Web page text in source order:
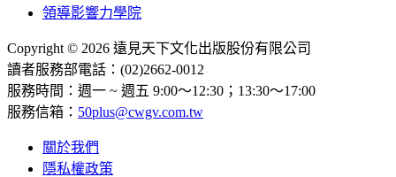
領導影響力學院
Copyright © 2026 遠見天下文化出版股份有限公司
讀者服務部電話：(02)2662-0012
服務時間：週一 ~ 週五 9:00～12:30；13:30～17:00
服務信箱： 50plus@cwgv.com.tw
關於我們
隱私權政策